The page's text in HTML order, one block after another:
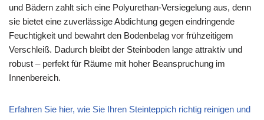
und Bädern zahlt sich eine Polyurethan-Versiegelung aus, denn
sie bietet eine zuverlässige Abdichtung gegen eindringende
Feuchtigkeit und bewahrt den Bodenbelag vor frühzeitigem
Verschleiß. Dadurch bleibt der Steinboden lange attraktiv und
robust – perfekt für Räume mit hoher Beanspruchung im
Innenbereich.
Erfahren Sie hier, wie Sie Ihren Steinteppich richtig reinigen und